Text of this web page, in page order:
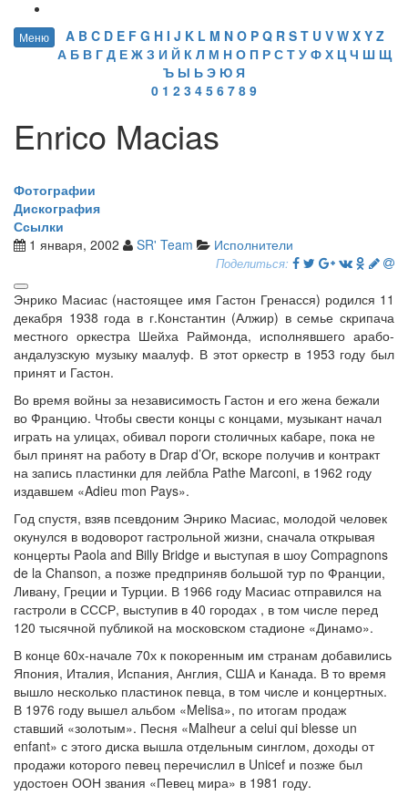
Меню A B C D E F G H I J K L M N O P Q R S T U V W X Y Z
А Б В Г Д Е Ж З И Й К Л М Н О П Р С Т У Ф Х Ц Ч Ш Щ
Ъ Ы Ь Э Ю Я
0 1 2 3 4 5 6 7 8 9
Enrico Macias
Фотографии
Дискография
Ссылки
1 января, 2002
SR' Team Исполнители
Поделиться:
Энрико Масиас (настоящее имя Гастон Гренасся) родился 11
декабря 1938 года в г.Константин (Алжир) в семье скрипача
местного оркестра Шейха Раймонда, исполнявшего арабо-
андалузскую музыку маалуф. В этот оркестр в 1953 году был
принят и Гастон.
Во время войны за независимость Гастон и его жена бежали
во Францию. Чтобы свести концы с концами, музыкант начал
играть на улицах, обивал пороги столичных кабаре, пока не
был принят на работу в Drap d’Or, вскоре получив и контракт
на запись пластинки для лейбла Pathe Marconi, в 1962 году
издавшем «Adieu mon Pays».
Год спустя, взяв псевдоним Энрико Масиас, молодой человек
окунулся в водоворот гастрольной жизни, сначала открывая
концерты Paola and Billy Bridge и выступая в шоу Compagnons
de la Chanson, а позже предприняв большой тур по Франции,
Ливану, Греции и Турции. В 1966 году Масиас отправился на
гастроли в СССР, выступив в 40 городах , в том числе перед
120 тысячной публикой на московском стадионе «Динамо».
В конце 60х-начале 70х к покоренным им странам добавились
Япония, Италия, Испания, Англия, США и Канада. В то время
вышло несколько пластинок певца, в том числе и концертных.
В 1976 году вышел альбом «Melisa», по итогам продаж
ставший «золотым». Песня «Malheur a celui qui blesse un
enfant» с этого диска вышла отдельным синглом, доходы от
продажи которого певец перечислил в Unicef и позже был
удостоен ООН звания «Певец мира» в 1981 году.